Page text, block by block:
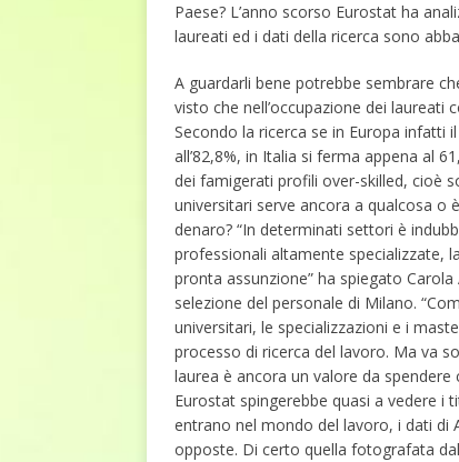
Paese? L’anno scorso Eurostat ha
laureati ed i dati della ricerca sono
A guardarli bene potrebbe sembrare
visto che nell’occupazione dei laureati
Secondo la ricerca se in Europa infatti
all’82,8%, in Italia si ferma appena al
dei famigerati profili over-skilled, cioè
universitari serve ancora a qualcosa o
denaro? “In determinati settori è
professionali altamente specializzate,
pronta assunzione” ha spiegato
selezione del personale di Milano.
universitari, le specializzazioni e i
processo di ricerca del lavoro. Ma va
laurea è ancora un valore da
Eurostat spingerebbe quasi a vedere i
entrano nel mondo del lavoro, i dati di
opposte. Di certo quella fotografata